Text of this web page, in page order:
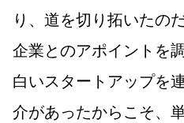
り、道を切り拓いたの
企業とのアポイントを
白いスタートアップを
介があったからこそ、